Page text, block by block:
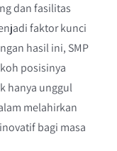
dan fasilitas
faktor kunci
hasil ini, SMP
posisinya
hanya unggul
melahirkan
bagi masa